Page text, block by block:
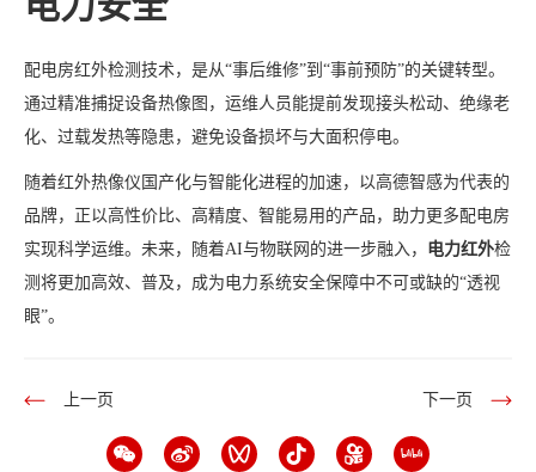
配电房红外检测技术，是从“事后维修”到“事前预防”的关键转型。
通过精准捕捉设备热像图，运维人员能提前发现接头松动、绝缘老
化、过载发热等隐患，避免设备损坏与大面积停电。
随着红外热像仪国产化与智能化进程的加速，以高德智感为代表的
品牌，正以高性价比、高精度、智能易用的产品，助力更多配电房
实现科学运维。未来，随着AI与物联网的进一步融入，
电力红外检
测将更加高效、普及，成为电力系统安全保障中不可或缺的“透视
眼”。
上一页 下一页